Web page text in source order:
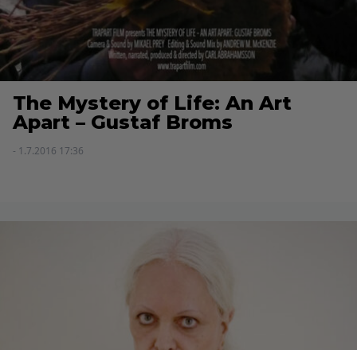
The Mystery of Life: An Art
Apart – Gustaf Broms
- 1.7.2016 17:36